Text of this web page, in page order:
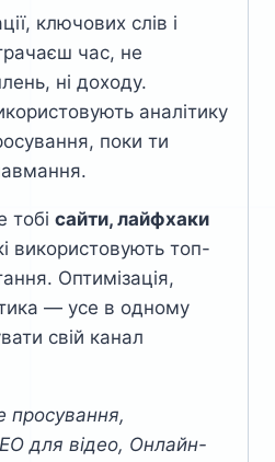
ключових слів і
час, не
ні доходу.
аналітику
поки ти
тобі сайти, лайфхаки
використовують топ-
Оптимізація,
— усе в одному
свій канал
просування,
для відео, Онлайн-